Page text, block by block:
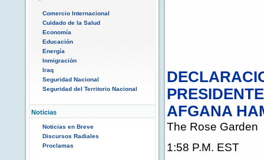
Comercio Internacional
Cuidado de la Salud
Economía
Educación
Energía
Inmigración
Iraq
Seguridad Nacional
Seguridad del Territorio Nacional
Noticias
Noticias en Breve
Discursos Radiales
Proclamas
AFGANA
The Rose Garden
1:58 P.M. EST